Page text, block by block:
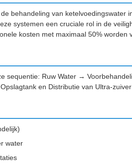
behandeling van
systemen een cruciale rol in de
kosten met maximaal 50%
sequentie: Ruw Water →
en Distributie van Ultra-zuiver
water